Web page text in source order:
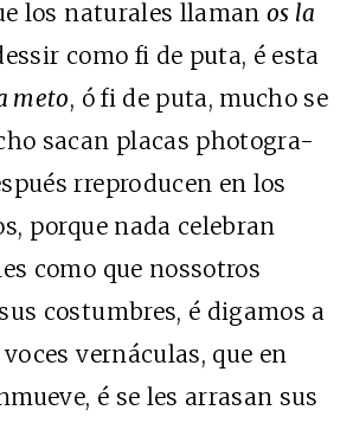
los naturales llaman os la
como fi de puta, é esta
meto, ó fi de puta, mucho se
sacan placas photogra-
rreproducen en los
porque nada celebran
como que nossotros
costumbres, é digamos a
vernáculas, que en
é se les arrasan sus